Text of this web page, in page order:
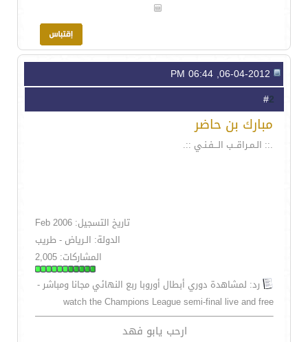
2
مبارك بن حاضر
.:: الـمـراقــب الـــفـنـي ::.
تاريخ التسجيل: Feb 2006
الدولة: الـرياض - طريب
المشاركات: 2,005
رد: لمشاهدة دوري أبطال أوروبا ربع النهائي مجانا ومباشر -
watch the Champions League semi-final live and free
ارحب يابو فهد